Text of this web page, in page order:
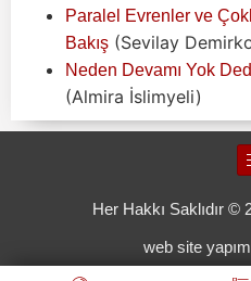
Paralel Evrenler ve
Bakış (Sevilay
Neden Devamı Yok
(Almira İslimyeli)
Her Hakkı Saklıdır ©
web site